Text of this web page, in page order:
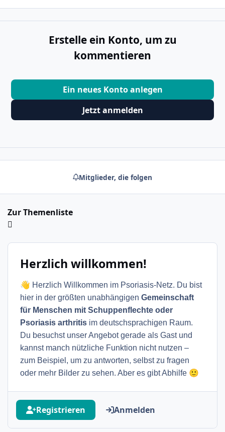
Erstelle ein Konto, um zu
kommentieren
Ein neues Konto anlegen
Jetzt anmelden
Mitglieder, die folgen
Zur Themenliste
Herzlich willkommen!
👋 Herzlich Willkommen im Psoriasis-Netz. Du bist
hier in der größten unabhängigen Gemeinschaft
für Menschen mit Schuppenflechte oder
Psoriasis arthritis im deutschsprachigen Raum.
Du besuchst unser Angebot gerade als Gast und
kannst manch nützliche Funktion nicht nutzen –
zum Beispiel, um zu antworten, selbst zu fragen
oder mehr Bilder zu sehen. Aber es gibt Abhilfe 🙂
Registrieren Anmelden